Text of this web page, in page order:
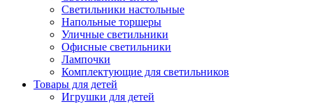
Светильники настольные
Напольные торшеры
Уличные светильники
Офисные светильники
Лампочки
Комплектующие для светильников
Товары для детей
Игрушки для детей